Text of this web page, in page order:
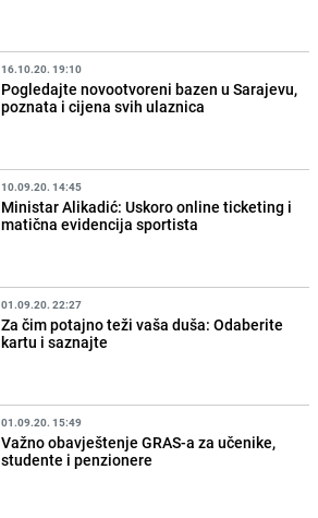
16.10.20. 19:10
Pogledajte novootvoreni bazen u Sarajevu,
poznata i cijena svih ulaznica
10.09.20. 14:45
Ministar Alikadić: Uskoro online ticketing i
matična evidencija sportista
01.09.20. 22:27
Za čim potajno teži vaša duša: Odaberite
kartu i saznajte
01.09.20. 15:49
Važno obavještenje GRAS-a za učenike,
studente i penzionere